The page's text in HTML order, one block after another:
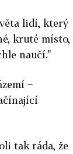
lidí, který
kruté místo,
naučí."
−
tak ráda, že